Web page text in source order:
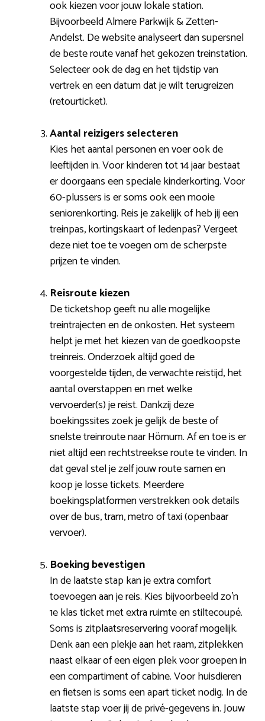
ook kiezen voor jouw lokale station.
Bijvoorbeeld Almere Parkwijk & Zetten-
Andelst. De website analyseert dan supersnel
de beste route vanaf het gekozen treinstation.
Selecteer ook de dag en het tijdstip van
vertrek en een datum dat je wilt terugreizen
(retourticket).
Aantal reizigers selecteren
Kies het aantal personen en voer ook de
leeftijden in. Voor kinderen tot 14 jaar bestaat
er doorgaans een speciale kinderkorting. Voor
60-plussers is er soms ook een mooie
seniorenkorting. Reis je zakelijk of heb jij een
treinpas, kortingskaart of ledenpas? Vergeet
deze niet toe te voegen om de scherpste
prijzen te vinden.
Reisroute kiezen
De ticketshop geeft nu alle mogelijke
treintrajecten en de onkosten. Het systeem
helpt je met het kiezen van de goedkoopste
treinreis. Onderzoek altijd goed de
voorgestelde tijden, de verwachte reistijd, het
aantal overstappen en met welke
vervoerder(s) je reist. Dankzij deze
boekingssites zoek je gelijk de beste of
snelste treinroute naar Hörnum. Af en toe is er
niet altijd een rechtstreekse route te vinden. In
dat geval stel je zelf jouw route samen en
koop je losse tickets. Meerdere
boekingsplatformen verstrekken ook details
over de bus, tram, metro of taxi (openbaar
vervoer).
Boeking bevestigen
In de laatste stap kan je extra comfort
toevoegen aan je reis. Kies bijvoorbeeld zo’n
1e klas ticket met extra ruimte en stiltecoupé.
Soms is zitplaatsreservering vooraf mogelijk.
Denk aan een plekje aan het raam, zitplekken
naast elkaar of een eigen plek voor groepen in
een compartiment of cabine. Voor huisdieren
en fietsen is soms een apart ticket nodig. In de
laatste stap voer jij de privé-gegevens in. Jouw